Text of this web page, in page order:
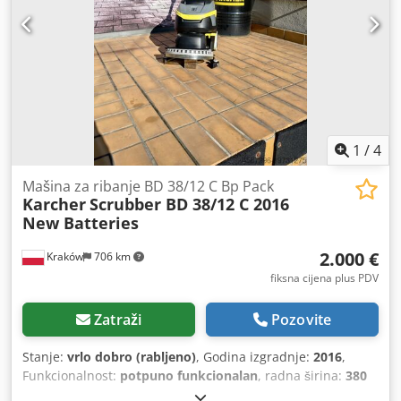
1 /4
Kraków 706 km
Mašina za ribanje BD 38/12 C Bp Pack
KarcherScrubber BD 38/12 C 2016
New Batteries
2.000 €
fiksna cijena plus PDV
Zatraži Pozovite
Stanje: vrlo dobro (rabljeno), Godina izgradnje: 2016,
Funkcionalnost: potpuno funkcionalan, radna širina: 380
1.520 m²/h